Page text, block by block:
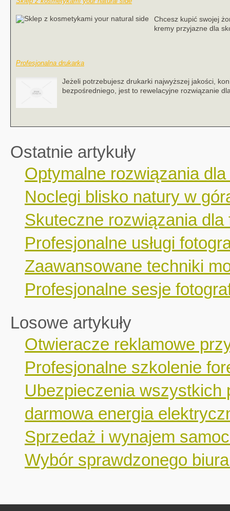
Chcesz kupić swojej
kremy przyjazne dla
Profesjonalna drukarka
Jeżeli potrzebujesz drukarki najwyższej jakości,
bezpośredniego, jest to rewelacyjne rozwiązanie
Ostatnie artykuły
Optymalne rozwiązania dla
Noclegi blisko natury w
Skuteczne rozwiązania
Profesjonalne usługi
Zaawansowane techniki
Profesjonalne sesje
Losowe artykuły
Otwieracze reklamowe
Profesjonalne szkolenie
Ubezpieczenia
darmowa energia
Sprzedaż i wynajem
Wybór sprawdzonego